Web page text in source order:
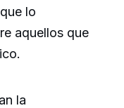
lo
aquellos que
la